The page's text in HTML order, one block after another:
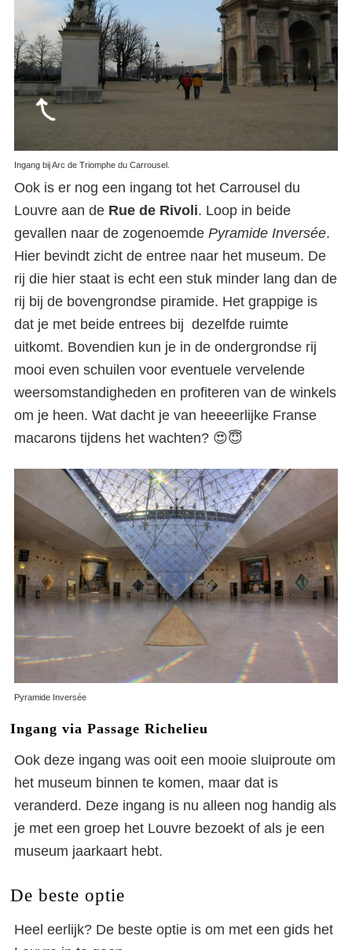
Ingang bij Arc de Triomphe du Carrousel.
Ook is er nog een ingang tot het Carrousel du
Louvre aan de Rue de Rivoli. Loop in beide
gevallen naar de zogenoemde Pyramide Inversée.
Hier bevindt zicht de entree naar het museum. De
rij die hier staat is echt een stuk minder lang dan de
rij bij de bovengrondse piramide. Het grappige is
dat je met beide entrees bij dezelfde ruimte
uitkomt. Bovendien kun je in de ondergrondse rij
mooi even schuilen voor eventuele vervelende
weersomstandigheden en profiteren van de winkels
om je heen. Wat dacht je van heeeerlijke Franse
macarons tijdens het wachten? 😍😇
Pyramide Inversée
Ingang via Passage Richelieu
Ook deze ingang was ooit een mooie sluiproute om
het museum binnen te komen, maar dat is
veranderd. Deze ingang is nu alleen nog handig als
je met een groep het Louvre bezoekt of als je een
museum jaarkaart hebt.
De beste optie
Heel eerlijk? De beste optie is om met een gids het